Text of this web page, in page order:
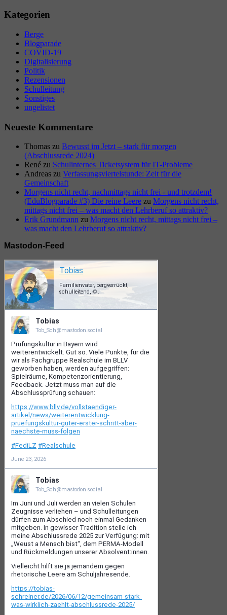
Kategorien
Berge
Blogparade
COVID-19
Digitalisierung
Politik
Rezensionen
Schulleitung
Sonstiges
ungelistet
Neueste Kommentare
Thomas zu Bewusst im Jetzt – stark für morgen
(Abschlussrede 2024)
René zu Schulinternes Ticketsystem für IT-Probleme
Andreas zu Verfassungsviertelstunde: Zeit für die
Gemeinschaft
Morgens nicht recht, nachmittags nicht frei - und trotzdem!
(EduBlogparade #3) Die reine Leere zu Morgens nicht recht,
mittags nicht frei – was macht den Lehrberuf so attraktiv?
Erik Grundmann zu Morgens nicht recht, mittags nicht frei –
was macht den Lehrberuf so attraktiv?
Mastodon-Feed